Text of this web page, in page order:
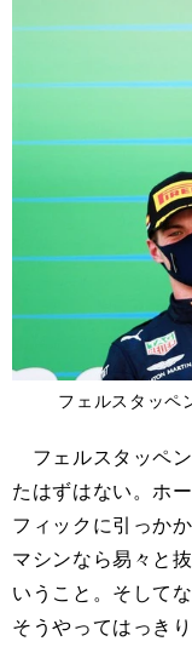
フェルスタッペ
フェルスタッペ
たはずはない。ホ
フィックに引っか
マシンなら易々と
いうこと。そして
そうやってはっき